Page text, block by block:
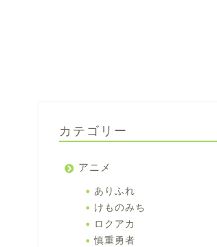
カテゴリー
アニメ
ありふれ
けものみち
ロクアカ
慎重勇者